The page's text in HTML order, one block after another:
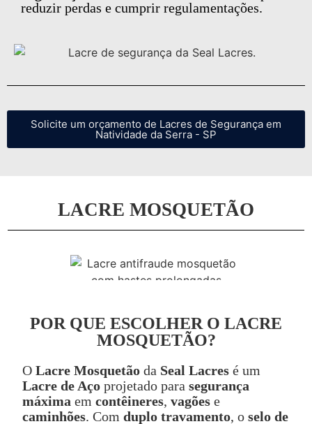
reduzir perdas e cumprir regulamentações.
Solicite um orçamento de Lacres de Segurança em
Natividade da Serra - SP
LACRE MOSQUETÃO
POR QUE ESCOLHER O LACRE
MOSQUETÃO?
O Lacre Mosquetão da Seal Lacres é um
Lacre de Aço projetado para segurança
máxima em contêineres, vagões e
caminhões. Com duplo travamento, o selo de